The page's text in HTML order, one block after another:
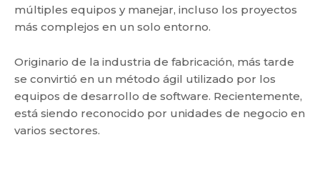
múltiples equipos y manejar, incluso los proyectos
más complejos en un solo entorno.
Originario de la industria de fabricación, más tarde
se convirtió en un método ágil utilizado por los
equipos de desarrollo de software. Recientemente,
está siendo reconocido por unidades de negocio en
varios sectores.